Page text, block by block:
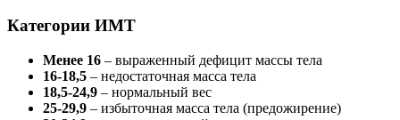
Категории ИМТ
Менее 16 – выраженный дефицит массы тела
16-18,5 – недостаточная масса тела
18,5-24,9 – нормальный вес
25-29,9 – избыточная масса тела (предожирение)